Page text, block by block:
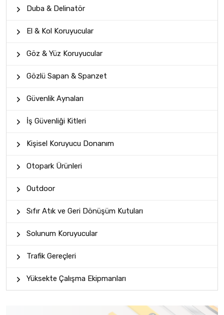
Duba & Delinatör
El & Kol Koruyucular
Göz & Yüz Koruyucular
Gözlü Sapan & Spanzet
Güvenlik Aynaları
İş Güvenliği Kitleri
Kişisel Koruyucu Donanım
Otopark Ürünleri
Outdoor
Sıfır Atık ve Geri Dönüşüm Kutuları
Solunum Koruyucular
Trafik Gereçleri
Yüksekte Çalışma Ekipmanları